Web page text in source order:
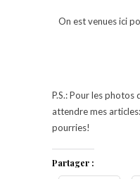
On est venues ici
P.S.: Pour les photos
attendre mes
pourries!
Partager :